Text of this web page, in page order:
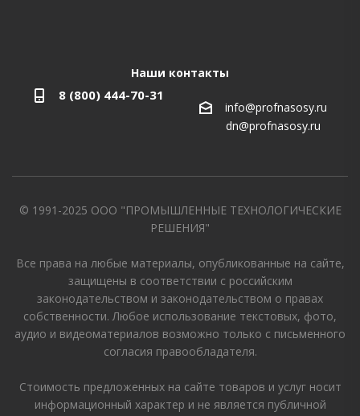
Наши контакты
8 (800) 444-70-31
info@profnasosy.ru
dn@profnasosy.ru
© 1991-2025 ООО "ПРОМЫШЛЕННЫЕ ТЕХНОЛОГИЧЕСКИЕ
РЕШЕНИЯ"
Все права на любые материалы, опубликованные на сайте,
защищены в соответствии с российским
законодательством и законодательством о правах
собственности. Любое использование текстовых, фото,
аудио и видеоматериалов возможно только с письменного
согласия правообладателя.
Стоимость предложенных на сайте товаров и услуг носит
информационный характер и не является публичной